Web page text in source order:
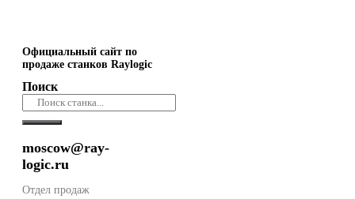
Официальный сайт по
продаже станков Raylogic
Поиск
moscow@ray-
logic.ru
Отдел продаж